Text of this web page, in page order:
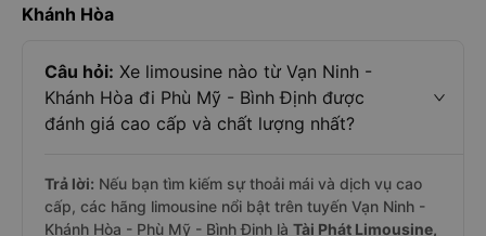
Khánh Hòa
Câu hỏi: Xe limousine nào từ Vạn Ninh -
Khánh Hòa đi Phù Mỹ - Bình Định được
đánh giá cao cấp và chất lượng nhất?
Trả lời: Nếu bạn tìm kiếm sự thoải mái và dịch vụ cao
cấp, các hãng limousine nổi bật trên tuyến Vạn Ninh -
Khánh Hòa - Phù Mỹ - Bình Định là Tài Phát Limousine,